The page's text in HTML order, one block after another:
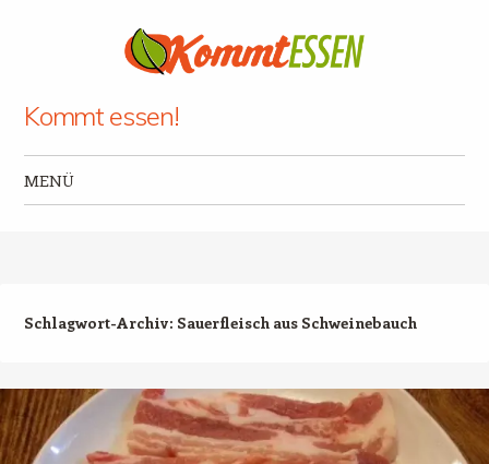
Kommt essen!
MENÜ
Schlagwort-Archiv: Sauerfleisch aus Schweinebauch